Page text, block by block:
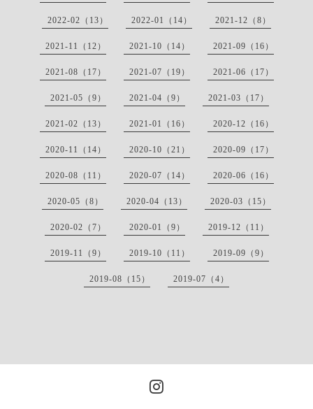
2022-02（13） 2022-01（14） 2021-12（8）
2021-11（12） 2021-10（14） 2021-09（16）
2021-08（17） 2021-07（19） 2021-06（17）
2021-05（9） 2021-04（9） 2021-03（17）
2021-02（13） 2021-01（16） 2020-12（16）
2020-11（14） 2020-10（21） 2020-09（17）
2020-08（11） 2020-07（14） 2020-06（16）
2020-05（8） 2020-04（13） 2020-03（15）
2020-02（7） 2020-01（9） 2019-12（11）
2019-11（9） 2019-10（11） 2019-09（9）
2019-08（15） 2019-07（4）